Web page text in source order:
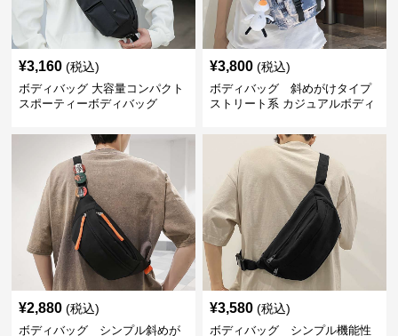
¥3,160 (税込)
ボディバッグ 大容量コンパクト
スポーティーボディバッグ
¥3,800 (税込)
ボディバッグ 斜めがけタイプ
ストリート系 カジュアルボディ
¥2,880 (税込)
ボディバッグ シンプル斜めが
¥3,580 (税込)
ボディバッグ シンプル機能性